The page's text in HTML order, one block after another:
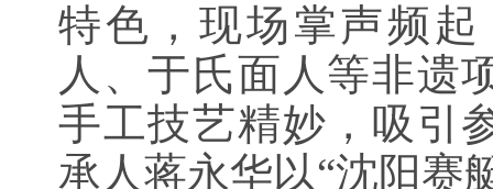
特色，现场掌声频
人、于氏面人等非遗
手工技艺精妙，吸引
承人蒋永华以“沈阳赛